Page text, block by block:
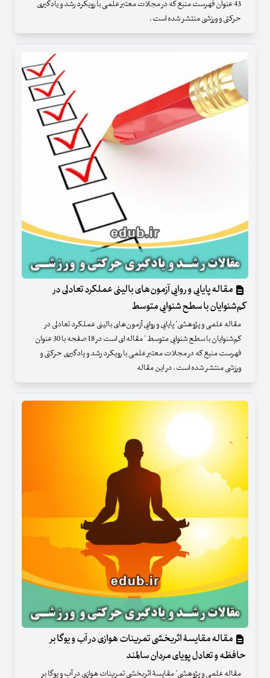
43 عنوان فهرست منبع که در مجلات معتبر علمی با رویکرد رشد و یادگیری
حرکتی و ورزشی منتشر شده است .
مقاله پایایی و روایی آزمون‌های بالینی عملکرد تعادلی در
کم‌شنوایان با سطح شنوایی متوسط
مقاله علمی و پژوهشی" پایایی و روایی آزمون‌های بالینی عملکرد تعادلی در
کم‌شنوایان با سطح شنوایی متوسط " مقاله ای است در 18 صفحه با 30 عنوان
فهرست منبع که در مجلات معتبر علمی با رویکرد رشد و یادگیری حرکتی و
ورزشی منتشر شده است . در این مقاله
مقاله مقایسۀ اثربخشی تمرینات هوازی در آب و یوگا بر
حافظه و تعادل پویای مردان سالمند
مقاله علمی و پژوهشی" مقایسۀ اثربخشی تمرینات هوازی در آب و یوگا بر